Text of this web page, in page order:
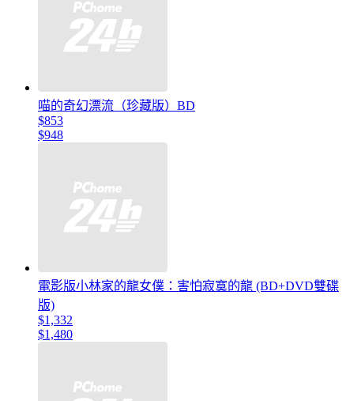
喵的奇幻漂流（珍藏版）BD
$853
$948
電影版小林家的龍女僕：害怕寂寞的龍 (BD+DVD雙碟
版)
$1,332
$1,480